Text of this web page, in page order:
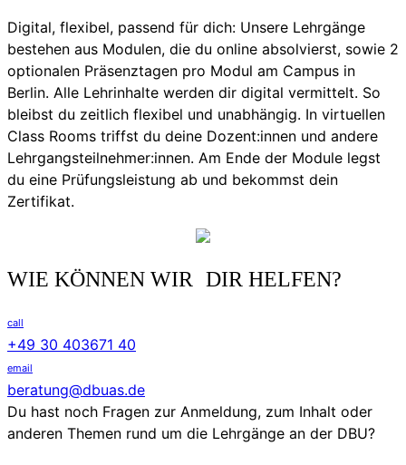
Digital, flexibel, passend für dich: Unsere Lehrgänge
bestehen aus Modulen, die du online absolvierst, sowie 2
optionalen Präsenztagen pro Modul am Campus in
Berlin. Alle Lehrinhalte werden dir digital vermittelt. So
bleibst du zeitlich flexibel und unabhängig. In virtuellen
Class Rooms triffst du deine Dozent:innen und andere
Lehrgangsteilnehmer:innen. Am Ende der Module legst
du eine Prüfungsleistung ab und bekommst dein
Zertifikat.
WIE KÖNNEN WIR DIR HELFEN?
call
+49 30 403671 40
email
beratung@dbuas.de
Du hast noch Fragen zur Anmeldung, zum Inhalt oder
anderen Themen rund um die Lehrgänge an der DBU?